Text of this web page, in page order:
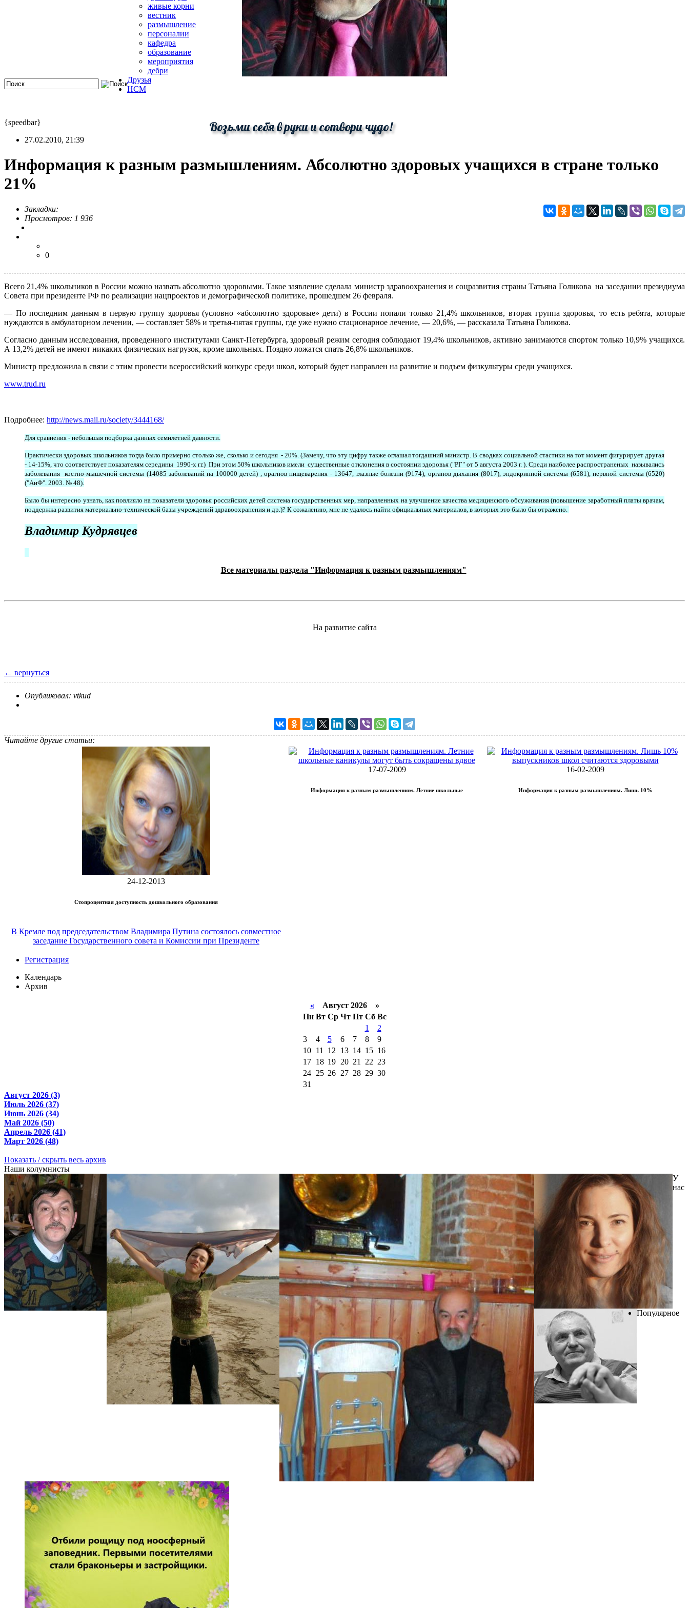
Возьми себя в руки и сотвори чудо!
живые корни
вестник
размышление
персоналии
кафедра
образование
мероприятия
дебри
Друзья
HCM
{speedbar}
27.02.2010, 21:39
Информация к разным размышлениям. Абсолютно здоровых учащихся в стране только
21%
Закладки:
Просмотров: 1 936
0
Всего 21,4% школьников в России можно назвать абсолютно здоровыми. Такое заявление сделала министр здравоохранения и соцразвития страны Татьяна Голикова на заседании президиума
Совета при президенте РФ по реализации нацпроектов и демографической политике, прошедшем 26 февраля.
— По последним данным в первую группу здоровья (условно «абсолютно здоровые» дети) в России попали только 21,4% школьников, вторая группа здоровья, то есть ребята, которые
нуждаются в амбулаторном лечении, — составляет 58% и третья-пятая группы, где уже нужно стационарное лечение, — 20,6%, — рассказала Татьяна Голикова.
Согласно данным исследования, проведенного институтами Санкт-Петербурга, здоровый режим сегодня соблюдают 19,4% школьников, активно занимаются спортом только 10,9% учащихся.
А 13,2% детей не имеют никаких физических нагрузок, кроме школьных. Поздно ложатся спать 26,8% школьников.
Министр предложила в связи с этим провести всероссийский конкурс среди школ, который будет направлен на развитие и подъем физкультуры среди учащихся.
www.trud.ru
Подробнее: http://news.mail.ru/society/3444168/
Для сравнения - небольшая подборка данных семилетней давности.
Практически здоровых школьников тогда было примерно столько же, сколько и сегодня - 20%. (Замечу, что эту цифру также оглашал тогдашний министр. В сводках социальной стастики на тот момент фигурирует другая
- 14-15%, что соответствует показателям середины 1990-х гг.) При этом 50% школьников имели существенные отклонения в состоянии здоровья ("РГ" от 5 августа 2003 г. ). Среди наиболее распространеных назывались
заболевания костно-мышечной системы (14085 заболеваний на 100000 детей) , орагнов пищеварения - 13647, глазные болезни (9174), органов дыхания (8017), эндокринной системы (6581), нервной системы (6520)
("АиФ". 2003. № 48).
Было бы интересно узнать, как повлияло на показатели здоровья российских детей система государственных мер, направленных на улучшение качества медицинского обсуживания (повышение заработный платы врачам,
поддержка развития материально-технической базы учреждений здравоохранения и др.)? К сожалению, мне не удалось найти официальных материалов, в которых это было бы отражено.
Владимир Кудрявцев
Все материалы раздела "Информация к разным размышлениям"
На развитие сайта
← вернуться
Опубликовал: vtkud
Читайте другие статьи:
24-12-2013
Стопроцентная доступность дошкольного образования
В Кремле под председательством Владимира Путина состоялось совместное
заседание Государственного совета и Комиссии при Президенте
17-07-2009
Информация к разным размышлениям. Летние школьные
16-02-2009
Информация к разным размышлениям. Лишь 10%
Регистрация
Календарь
Архив
«Август 2026 »
Пн Вт Ср Чт Пт Сб Вс
1
2
3
4 5 6 7 8
9
10
11 12 13 14 15 16
17
18 19 20 21 22 23
24
25 26 27 28 29 30
31
Август 2026 (3)
Июль 2026 (37)
Июнь 2026 (34)
Май 2026 (50)
Апрель 2026 (41)
Март 2026 (48)
Показать / скрыть весь архив
Наши колумнисты
У
нас
Популярное